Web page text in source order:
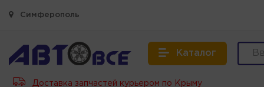
Симферополь
Каталог
Доставка запчастей курьером по Крыму